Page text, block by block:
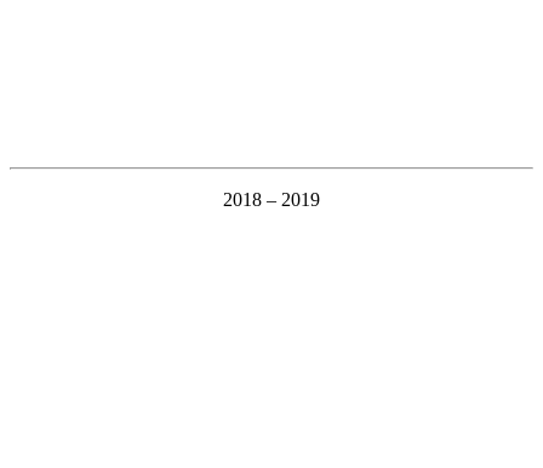
2018 – 2019